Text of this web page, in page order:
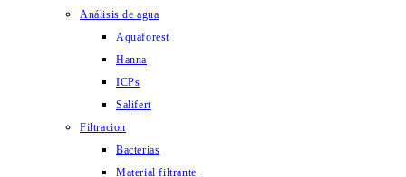
Análisis de agua
Aquaforest
Hanna
ICPs
Salifert
Filtracion
Bacterias
Material filtrante